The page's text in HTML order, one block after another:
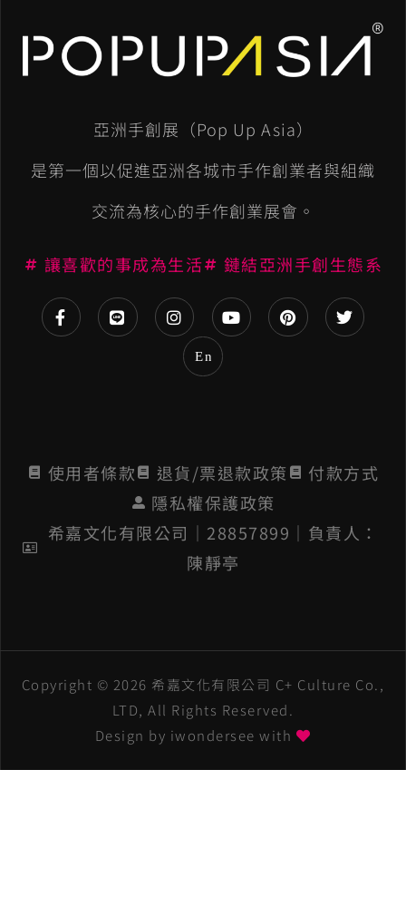
亞洲手創展（Pop Up Asia）
是第一個以促進亞洲各城市手作創業者與組織
交流為核心的手作創業展會。
讓喜歡的事成為生活 鏈結亞洲手創生態系
En
使用者條款 退貨/票退款政策
付款方式
隱私權保護政策
希嘉文化有限公司│28857899│負責人：
陳靜亭
l
t
n
i
Copyright © 2026 希嘉文化有限公司 C+ Culture Co.,
LTD, All Rights Reserved.
Design by iwondersee with